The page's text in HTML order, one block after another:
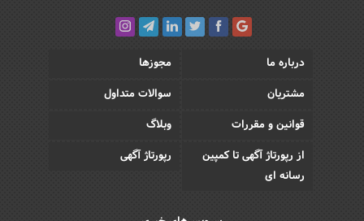
درباره ما
مجوزها
مشتریان
سوالات متداول
قوانین و مقررات
وبلاگ
از رپورتاژ آگهی تا کمپین
رسانه ای
رپورتاژ آگهی